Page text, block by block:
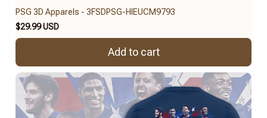
PSG 3D Apparels - 3FSDPSG-HIEUCM9793
$29.99 USD
Add to cart